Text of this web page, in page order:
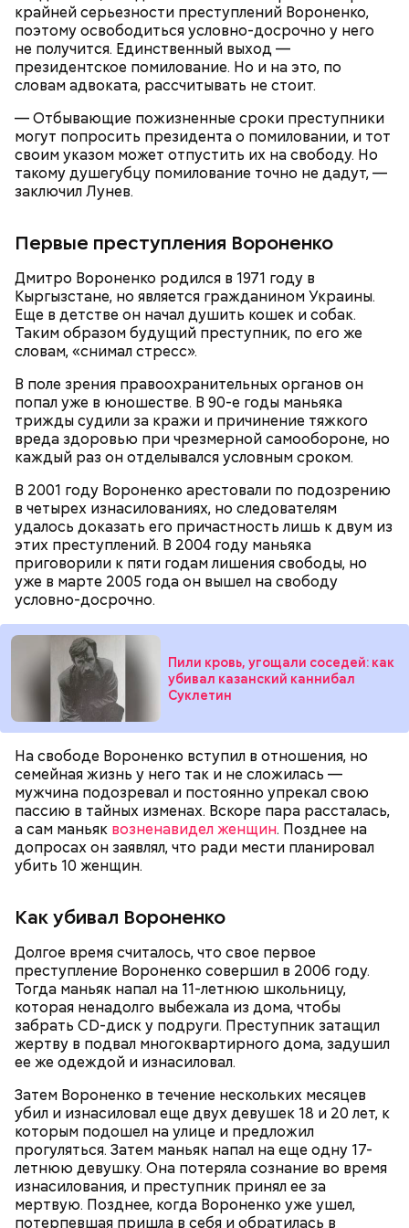
крайней серьезности преступлений Вороненко,
поэтому освободиться условно-досрочно у него
не получится. Единственный выход —
президентское помилование. Но и на это, по
словам адвоката, рассчитывать не стоит.
— Отбывающие пожизненные сроки преступники
могут попросить президента о помиловании, и тот
своим указом может отпустить их на свободу. Но
такому душегубцу помилование точно не дадут, —
заключил Лунев.
Первые преступления Вороненко
Дмитро Вороненко родился в 1971 году в
Кыргызстане, но является гражданином Украины.
Еще в детстве он начал душить кошек и собак.
Таким образом будущий преступник, по его же
словам, «снимал стресс».
В поле зрения правоохранительных органов он
попал уже в юношестве. В 90-е годы маньяка
трижды судили за кражи и причинение тяжкого
вреда здоровью при чрезмерной самообороне, но
каждый раз он отделывался условным сроком.
В 2001 году Вороненко арестовали по подозрению
в четырех изнасилованиях, но следователям
удалось доказать его причастность лишь к двум из
этих преступлений. В 2004 году маньяка
приговорили к пяти годам лишения свободы, но
уже в марте 2005 года он вышел на свободу
условно-досрочно.
Пили кровь, угощали соседей: как
убивал казанский каннибал
Суклетин
На свободе Вороненко вступил в отношения, но
семейная жизнь у него так и не сложилась —
мужчина подозревал и постоянно упрекал свою
пассию в тайных изменах. Вскоре пара рассталась,
а сам маньяк возненавидел женщин. Позднее на
допросах он заявлял, что ради мести планировал
убить 10 женщин.
Как убивал Вороненко
Долгое время считалось, что свое первое
преступление Вороненко совершил в 2006 году.
Тогда маньяк напал на 11-летнюю школьницу,
которая ненадолго выбежала из дома, чтобы
забрать CD-диск у подруги. Преступник затащил
жертву в подвал многоквартирного дома, задушил
ее же одеждой и изнасиловал.
Затем Вороненко в течение нескольких месяцев
убил и изнасиловал еще двух девушек 18 и 20 лет, к
которым подошел на улице и предложил
прогуляться. Затем маньяк напал на еще одну 17-
летнюю девушку. Она потеряла сознание во время
изнасилования, и преступник принял ее за
мертвую. Позднее, когда Вороненко уже ушел,
потерпевшая пришла в себя и обратилась в
— Мы съездили за витаминами, вернулись обратно,
поднялись домой. У него ухудшилось самочувствие
через сутки... Его увезли в больницу,
Play
Video
Видео: пресс-служба ГСУ СК по Московской области
Тогда медики не смогли установить точную
причину смерти Константина. Подозрения
родителей погибшего юноши пали на Миссюру, но
доказать его причастность к кончине их сына не
удалось. Когда же подозреваемого задержали, он
заявил, что ничего не подсыпал в морс и утверждал,
что яд могли добавить в бутылку
В апреле 2024-го умерла 69-летняя бабушка
Миссюры. Внук отравил ее со второй попытки.
Сначала он подмешал химикаты в морс, но
пенсионерка отказалась его пить из-за
приторного вкуса. Тогда молодой человек заставил
женщину выпить противовирусную суспензию,
добавив туда яд. Позднее Миссюра объяснил, что
не планировал убивать
женщина загремела в больницу, а у него появилась
возможность украсть из ее квартиры дорогие
украшения. Примечательно, что незадолго до
смерти пенсионерки внук занял у нее полмиллиона
рублей.
Также Миссюра пытался отравить брата девушки,
регулярно добавлял жертвам химикаты в специи,
напитки и даже святую воду из храма.
— Он также приносил в дом воду из святого
источника, у нее был специфический запах. Воду
вылили, на раковине остались пятна, похожие на
следы от кислотного ожога, — вспоминал
Миссюры
Примерно через месяц, 31 декабря 2023 года,
— Обвиняемый подвергся противоправным
действиям со стороны потерпевшего и лиц из его
окружения — его похитили, незаконно удерживали
и подвергли истязаниям, — рассказывал
руководитель управленияАлександр Супрун.
Он добавил, что у следствия есть видео
издевательств над Кадирхановым. По данному
факту возбудили уголовные дела о похищении,
незаконном лишении свободы и истязании. На этот
раз потерпевшим стал Кадирханов, а Мутаеву
посмертно предъявили обвинения. Материалы
расследования уже передали в суд. Также
продолжаются разбирательства по делу об
убийстве бойца.
Что известно о Мутаеве
Долгое время Мутаев занимался вольной борьбой и
даже стал чемпионом России в категории до 97
килограммов. Несмотря на успехи, спортсмен
решил перейти в ММА. Он смог попасть в Школу
имени Абдулманапа Нурмагомедова, отца
чемпиона UFC в легком весе Хабиба
Нурмагомедова. Самыми известными ее
выпускниками являются Ислам Махачев и Усман
Нурмагомедов, ставшие звездами смешанных